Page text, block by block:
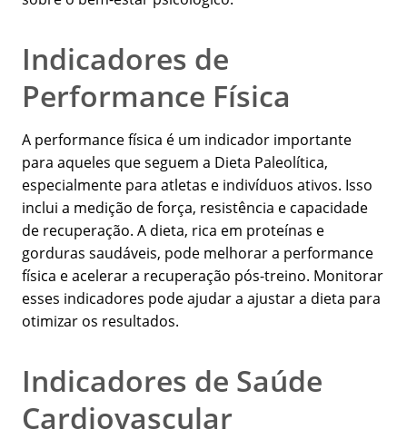
Indicadores de
Performance Física
A performance física é um indicador importante
para aqueles que seguem a Dieta Paleolítica,
especialmente para atletas e indivíduos ativos. Isso
inclui a medição de força, resistência e capacidade
de recuperação. A dieta, rica em proteínas e
gorduras saudáveis, pode melhorar a performance
física e acelerar a recuperação pós-treino. Monitorar
esses indicadores pode ajudar a ajustar a dieta para
otimizar os resultados.
Indicadores de Saúde
Cardiovascular